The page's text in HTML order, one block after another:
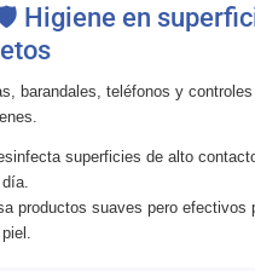
Higiene en
barandales, teléfonos y
superficies de alto
productos suaves pero efectivos
piel.